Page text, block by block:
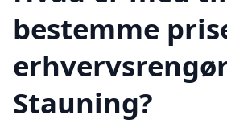
bestemme
Stauning?